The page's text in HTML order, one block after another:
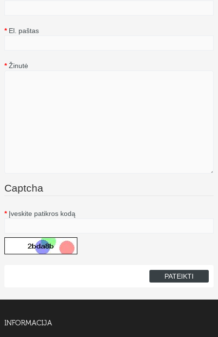
El. paštas
Žinutė
Captcha
Įveskite patikros kodą
INFORMACIJA